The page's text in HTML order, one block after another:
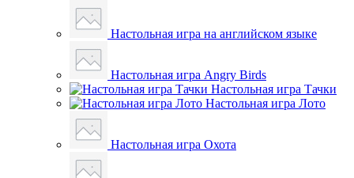
Настольная игра на английском языке
Настольная игра Angry Birds
Настольная игра Тачки
Настольная игра Лото
Настольная игра Охота